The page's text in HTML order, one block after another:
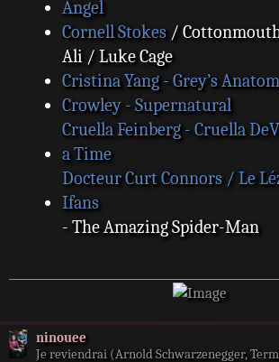
Angel
Cornell Stokes/
Ali / Luke Cage
Cristina Yang - Grey’s
Crowley - Supernatural
Cruella Feinberg - Cruella
a Time
Docteur Curt Connors / Le
Ifans
- The Amazing Spider-Man
ninouee
Je reviendrai (Arnold Schwarzenegger,